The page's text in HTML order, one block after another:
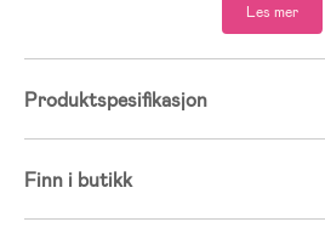
Les mer
Produktspesifikasjon
Finn i butikk